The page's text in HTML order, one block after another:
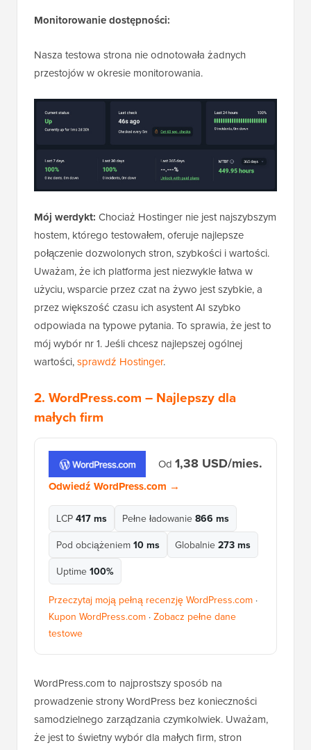
Monitorowanie dostępności:
Nasza testowa strona nie odnotowała żadnych
przestojów w okresie monitorowania.
Mój werdykt: Chociaż Hostinger nie jest najszybszym
hostem, którego testowałem, oferuje najlepsze
połączenie dozwolonych stron, szybkości i wartości.
Uważam, że ich platforma jest niezwykle łatwa w
użyciu, wsparcie przez czat na żywo jest szybkie, a
przez większość czasu ich asystent AI szybko
odpowiada na typowe pytania. To sprawia, że jest to
mój wybór nr 1. Jeśli chcesz najlepszej ogólnej
wartości,sprawdź Hostinger.
2. WordPress.com – Najlepszy dla
małych firm
Od 1,38 USD/mies.
Odwiedź WordPress.com →
LCP 417 ms Pełne ładowanie 866 ms
Pod obciążeniem 10 ms Globalnie 273 ms
Uptime 100%
Przeczytaj moją pełną recenzję WordPress.com ·
Kupon WordPress.com · Zobacz pełne dane
testowe
WordPress.com to najprostszy sposób na
prowadzenie strony WordPress bez konieczności
samodzielnego zarządzania czymkolwiek. Uważam,
że jest to świetny wybór dla małych firm, stron